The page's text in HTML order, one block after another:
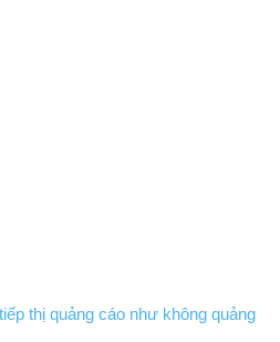
thị quảng cáo như không quảng